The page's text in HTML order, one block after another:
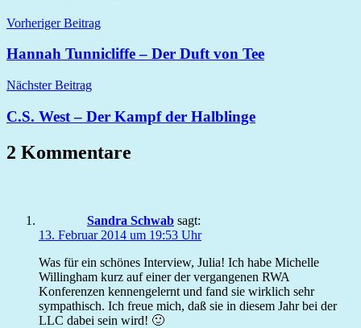
Vorheriger Beitrag
Hannah Tunnicliffe – Der Duft von Tee
Nächster Beitrag
C.S. West – Der Kampf der Halblinge
2 Kommentare
Sandra Schwab sagt:
13. Februar 2014 um 19:53 Uhr
Was für ein schönes Interview, Julia! Ich habe Michelle
Willingham kurz auf einer der vergangenen RWA
Konferenzen kennengelernt und fand sie wirklich sehr
sympathisch. Ich freue mich, daß sie in diesem Jahr bei der
LLC dabei sein wird! 🙂